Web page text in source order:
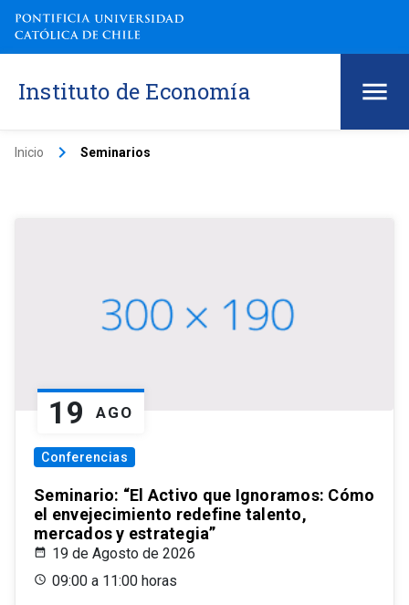
Instituto de Economía
Inicio keyboard_arrow_right Seminarios
19 AGO
Conferencias
Seminario: “El Activo que Ignoramos: Cómo
el envejecimiento redefine talento,
mercados y estrategia”
19 de Agosto de 2026
09:00 a 11:00 horas